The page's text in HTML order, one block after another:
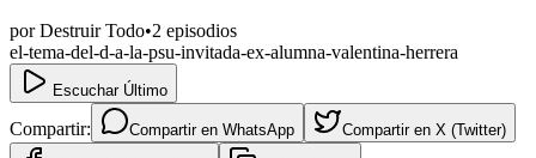
porDestruir Todo•2 episodios
el-tema-del-d-a-la-psu-invitada-ex-alumna-valentina-herrera
Escuchar Último
Compartir: Compartir en WhatsApp Compartir en X (Twitter)